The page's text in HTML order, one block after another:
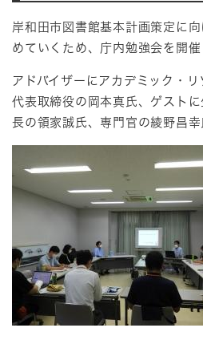
岸和田市図書館基本計画策定に
めていくため、庁内勉強会を開催
アドバイザーにアカデミック・
代表取締役の岡本真氏、ゲスト
長の領家誠氏、専門官の綾野昌幸